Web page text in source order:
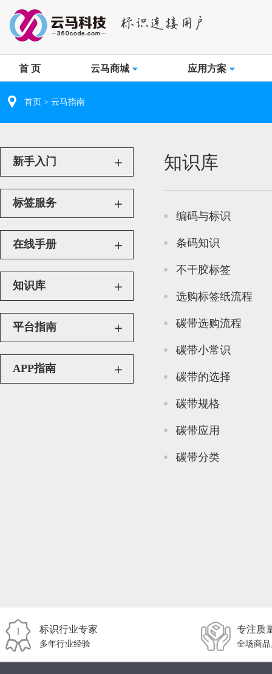
首 页 云马商城 应用方案
首页 > 云马指南
新手入门
标签服务
在线手册
知识库
平台指南
APP指南
知识库
编码与标识
条码知识
不干胶标签
选购标签纸流程
碳带选购流程
碳带小常识
碳带的选择
碳带规格
碳带应用
碳带分类
标识行业专家
多年行业经验
专注质
全场商